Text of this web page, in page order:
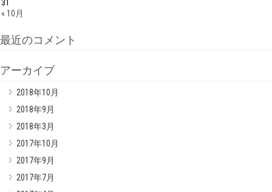
« 10月
31
最近のコメント
アーカイブ
2018年10月
2018年9月
2018年3月
2017年10月
2017年9月
2017年7月